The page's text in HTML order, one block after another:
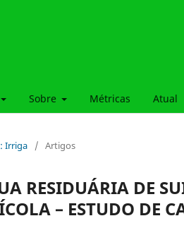
Sobre Métricas Atual
Irriga / Artigos
RESIDUÁRIA DE
– ESTUDO DE